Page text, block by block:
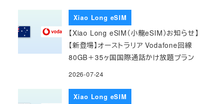
Xiao Long eSIM
【Xiao Long eSIM（小龍eSIM）お知らせ】
【新登場】オーストラリア Vodafone回線
80GB＋35ヶ国国際通話かけ放題プラン
2026-07-24
Xiao Long eSIM